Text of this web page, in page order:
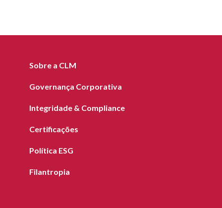
Sobre a CLM
Governança Corporativa
Integridade & Compliance
Certificações
Política ESG
Filantropia